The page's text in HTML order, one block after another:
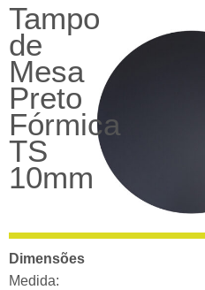
Tampo
de
Mesa
Preto
Fórmica
TS
10mm
Dimensões
Medida: